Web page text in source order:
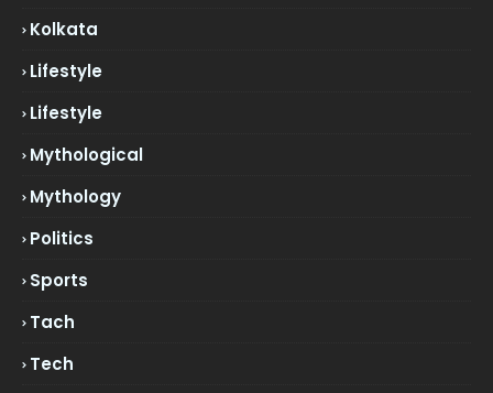
Kolkata
Lifestyle
Lifestyle
Mythological
Mythology
Politics
Sports
Tach
Tech